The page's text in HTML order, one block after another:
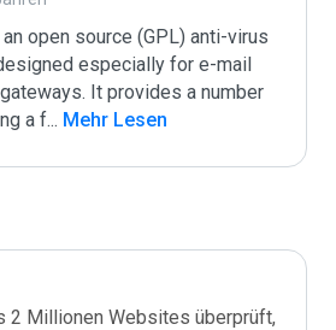
open source (GPL) anti-virus
especially for e-mail
It provides a number
a f... Mehr Lesen
2 Millionen Websites überprüft,